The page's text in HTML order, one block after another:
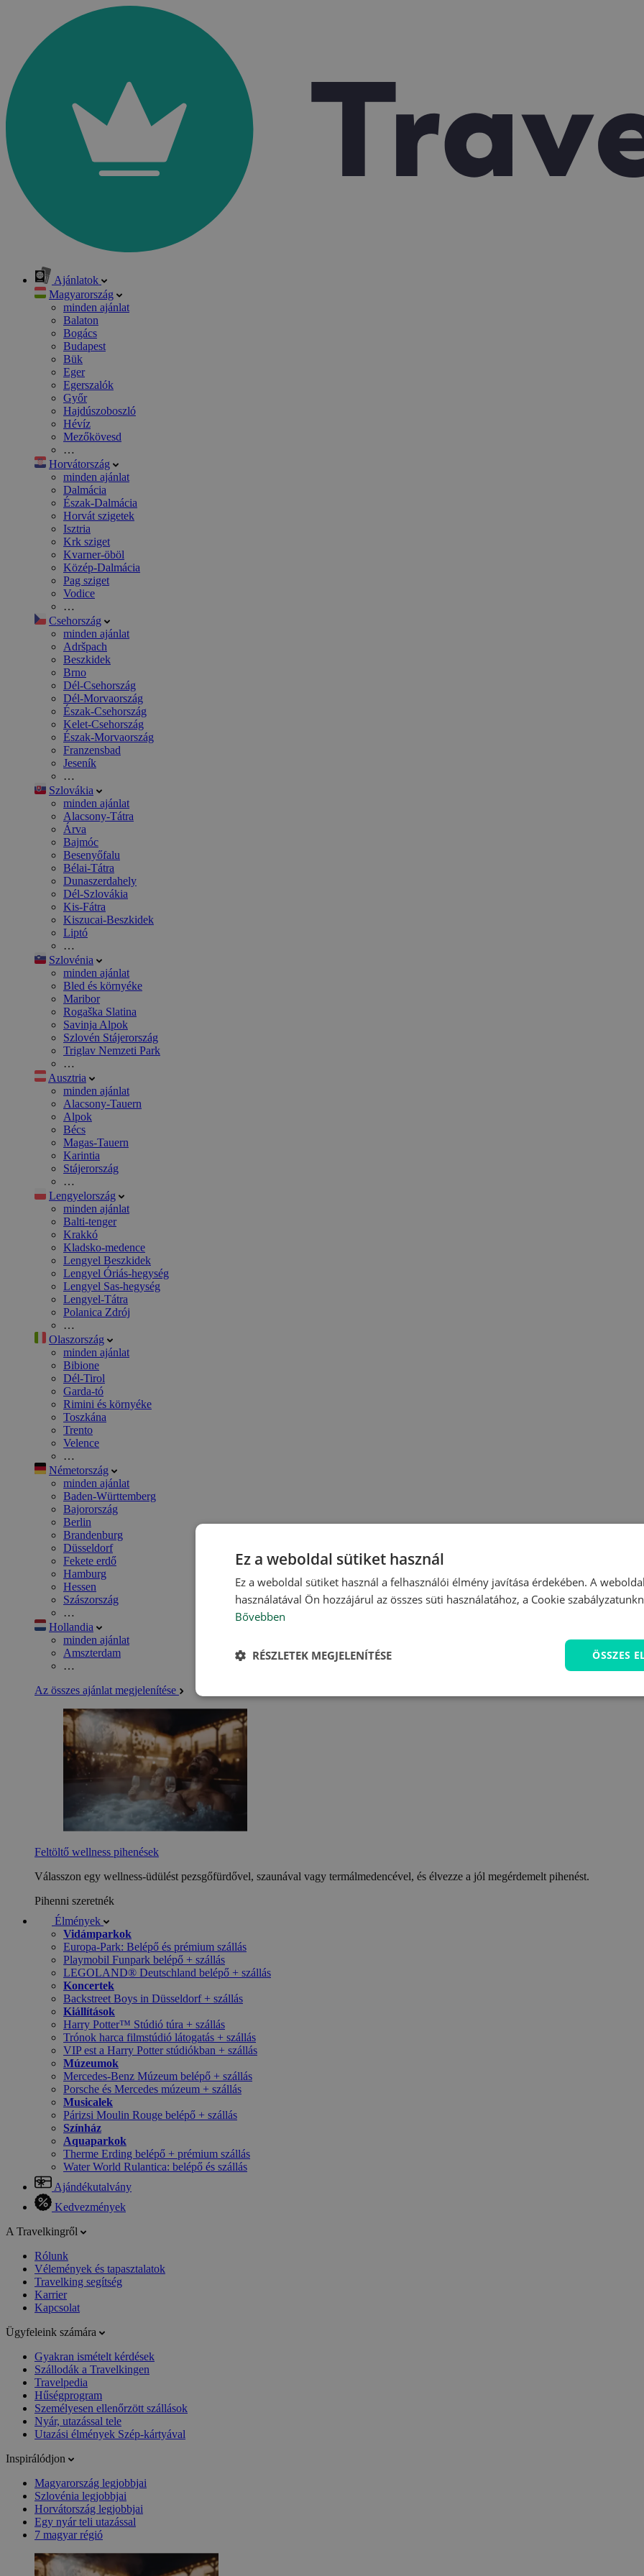
Ajánlatok
Magyarország
minden ajánlat
Balaton
Bogács
Budapest
Bük
Eger
Egerszalók
Győr
Hajdúszoboszló
Hévíz
Mezőkövesd
…
Horvátország
minden ajánlat
Dalmácia
Észak-Dalmácia
Horvát szigetek
Isztria
Krk sziget
Kvarner-öböl
Közép-Dalmácia
Pag sziget
Vodice
…
Csehország
minden ajánlat
Adršpach
Beszkidek
Brno
Dél-Csehország
Dél-Morvaország
Észak-Csehország
Kelet-Csehország
Észak-Morvaország
Franzensbad
Jeseník
…
Szlovákia
minden ajánlat
Alacsony-Tátra
Árva
Bajmóc
Besenyőfalu
Bélai-Tátra
Dunaszerdahely
Dél-Szlovákia
Kis-Fátra
Kiszucai-Beszkidek
Liptó
…
Szlovénia
minden ajánlat
Bled és környéke
Maribor
Rogaška Slatina
Savinja Alpok
Szlovén Stájerország
Triglav Nemzeti Park
…
Ausztria
minden ajánlat
Alacsony-Tauern
Alpok
Bécs
Magas-Tauern
Karintia
Stájerország
…
Lengyelország
minden ajánlat
Balti-tenger
Krakkó
Kladsko-medence
Lengyel Beszkidek
Lengyel Óriás-hegység
Lengyel Sas-hegység
Lengyel-Tátra
Polanica Zdrój
…
Olaszország
minden ajánlat
Bibione
Dél-Tirol
Garda-tó
Rimini és környéke
Toszkána
Trento
Velence
…
Németország
minden ajánlat
Baden-Württemberg
Bajorország
Berlin
Brandenburg
Düsseldorf
Fekete erdő
Hamburg
Hessen
Szászország
…
Hollandia
minden ajánlat
Amszterdam
…
Az összes ajánlat megjelenítése
Feltöltő wellness pihenések
Válasszon egy wellness-üdülést pezsgőfürdővel, szaunával vagy termálmedencével, és élvezze a jól megérdemelt pihenést.
Pihenni szeretnék
Élmények
Vidámparkok
Europa-Park: Belépő és prémium szállás
Playmobil Funpark belépő + szállás
LEGOLAND® Deutschland belépő + szállás
Koncertek
Backstreet Boys in Düsseldorf + szállás
Kiállítások
Harry Potter™ Stúdió túra + szállás
Trónok harca filmstúdió látogatás + szállás
VIP est a Harry Potter stúdiókban + szállás
Múzeumok
Mercedes-Benz Múzeum belépő + szállás
Porsche és Mercedes múzeum + szállás
Musicalek
Párizsi Moulin Rouge belépő + szállás
Színház
Aquaparkok
Therme Erding belépő + prémium szállás
Water World Rulantica: belépő és szállás
Ajándékutalvány
Kedvezmények
A Travelkingről
Rólunk
Vélemények és tapasztalatok
Travelking segítség
Karrier
Kapcsolat
Ügyfeleink számára
Gyakran ismételt kérdések
Szállodák a Travelkingen
Travelpedia
Hűségprogram
Személyesen ellenőrzött szállások
Nyár, utazással tele
Utazási élmények Szép-kártyával
Inspirálódjon
Magyarország legjobbjai
Szlovénia legjobbjai
Horvátország legjobbjai
Egy nyár teli utazással
7 magyar régió
Ez a weboldal sütiket használ
Ez a weboldal sütiket használ a felhasználói élmény javítása érdekében. A
használatával Ön hozzájárul az összes süti használatához, a Cookie
Bővebben
ÖSSZES
RÉSZLETEK MEGJELENÍTÉSE